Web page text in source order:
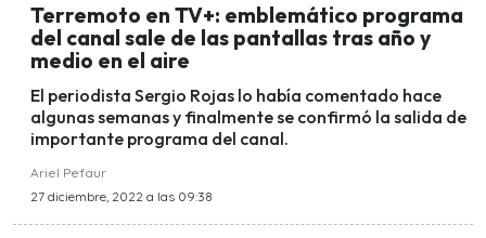
Terremoto en TV+: emblemático programa
del canal sale de las pantallas tras año y
medio en el aire
El periodista Sergio Rojas lo había comentado hace
algunas semanas y finalmente se confirmó la salida de
importante programa del canal.
Ariel Pefaur
27 diciembre, 2022 a las 09:38